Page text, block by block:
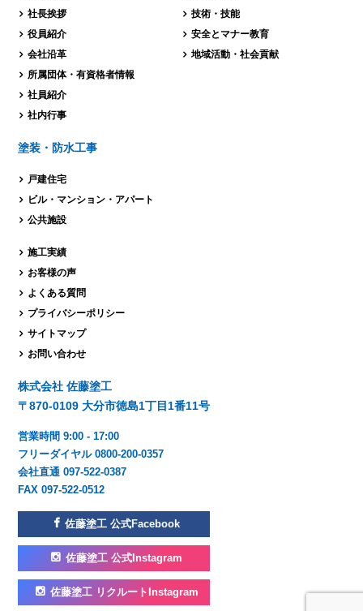
社長挨拶
役員紹介
会社沿革
所属団体・有資格者情報
社員紹介
社内行事
技術・技能
安全とマナー教育
地域活動・社会貢献
塗装・防水工事
戸建住宅
ビル・マンション・ アパート
公共施設
施工実績
お客様の声
よくある質問
プライバシーポリシー
サイトマップ
お問い合わせ
株式会社 佐藤塗工
〒870-0109 大分市徳島1丁目1番11号
営業時間 9:00 - 17:00
フリーダイヤル 0800-200-0357
会社直通 097-522-0387
FAX 097-522-0512
佐藤塗工 公式Facebook
佐藤塗工 公式Instagram
佐藤塗工 リクルートInstagram